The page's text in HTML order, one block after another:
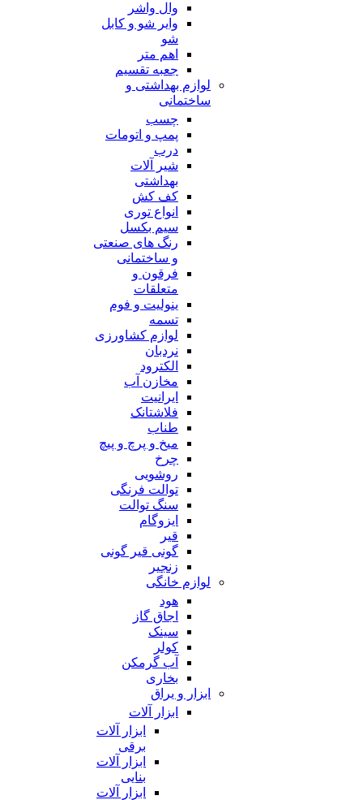
وال واشر
وایر شو و کابل
شو
اهم متر
جعبه تقسیم
لوازم بهداشتی و
ساختمانی
چسب
پمپ و اتومات
درب
شیر آلات
بهداشتی
کف کش
انواع توری
سیم بکسل
رنگ های صنعتی
و ساختمانی
فرقون و
متعلقات
ینولیت و فوم
تسمه
لوازم کشاورزی
نردبان
الکترود
مخازن آب
ایرانیت
فلاشتانک
طناب
میخ و پرچ و پیچ
چرخ
روشویی
توالت فرنگی
سنگ توالت
ایزوگام
قیر
گونی قیر گونی
زنجیر
لوازم خانگی
هود
اجاق گاز
سینک
کولر
آب گرمکن
بخاری
ابزار و یراق
ابزار آلات
ابزار آلات
برقی
ابزار آلات
بنایی
ابزار آلات